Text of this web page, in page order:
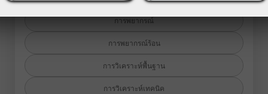
การพยากรณ์
การพยากรณ์ร้อน
การวิเคราะห์พื้นฐาน
การวิเคราะห์เทคนิค